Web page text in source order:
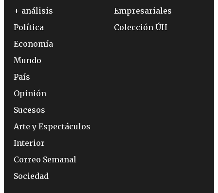
+ análisis
Política
Economía
Mundo
País
Opinión
Sucesos
Arte y Espectáculos
Interior
Correo Semanal
Sociedad
Empresariales
Colección ÚH